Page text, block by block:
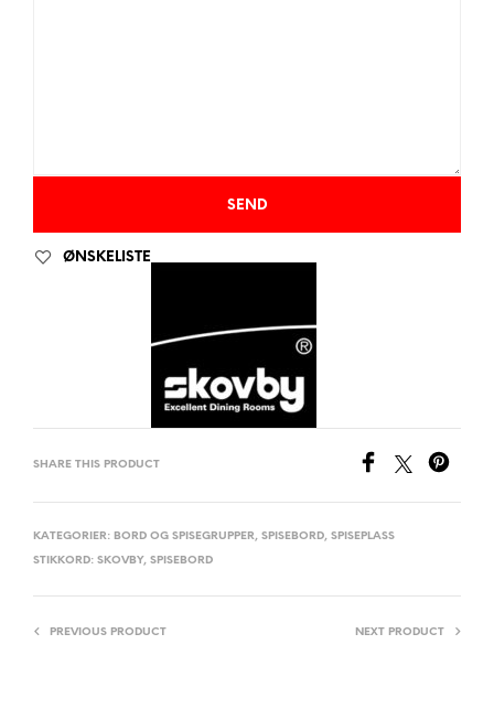
ØNSKELISTE
SHARE THIS PRODUCT
KATEGORIER: BORD OG SPISEGRUPPER, SPISEBORD, SPISEPLASS
STIKKORD: SKOVBY, SPISEBORD
PREVIOUS PRODUCT NEXT PRODUCT